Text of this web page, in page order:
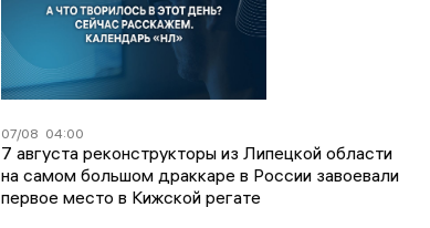
07/08 04:00
7 августа реконструкторы из Липецкой области
на самом большом драккаре в России завоевали
первое место в Кижской регате